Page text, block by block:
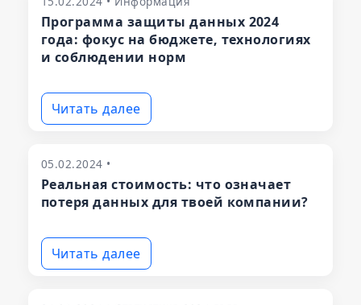
Программа защиты данных 2024
года: фокус на бюджете, технологиях
и соблюдении норм
Читать далее
05.02.2024 •
Реальная стоимость: что означает
потеря данных для твоей компании?
Читать далее